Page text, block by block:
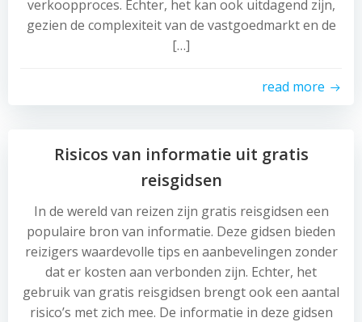
verkoopproces. Echter, het kan ook uitdagend zijn,
gezien de complexiteit van de vastgoedmarkt en de
[…]
read more
Risicos van informatie uit gratis
reisgidsen
In de wereld van reizen zijn gratis reisgidsen een
populaire bron van informatie. Deze gidsen bieden
reizigers waardevolle tips en aanbevelingen zonder
dat er kosten aan verbonden zijn. Echter, het
gebruik van gratis reisgidsen brengt ook een aantal
risico’s met zich mee. De informatie in deze gidsen